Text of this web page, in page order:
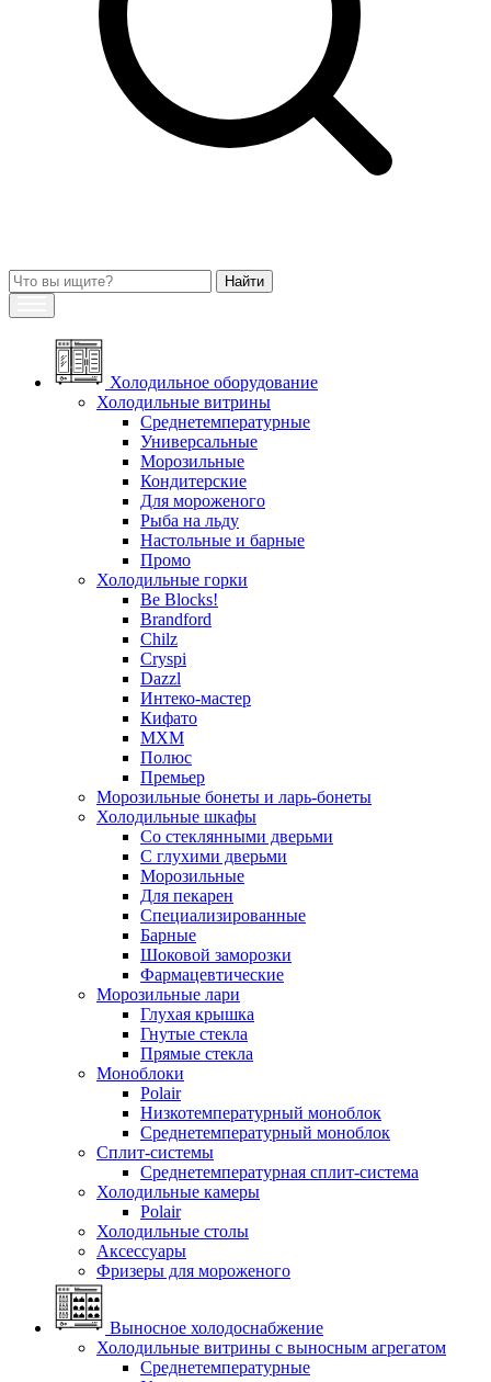
Холодильное оборудование
Холодильные витрины
Среднетемпературные
Универсальные
Морозильные
Кондитерские
Для мороженого
Рыба на льду
Настольные и барные
Промо
Холодильные горки
Be Blocks!
Brandford
Chilz
Cryspi
Dazzl
Интеко-мастер
Кифато
МХМ
Полюс
Премьер
Морозильные бонеты и ларь-бонеты
Холодильные шкафы
Со стеклянными дверьми
С глухими дверьми
Морозильные
Для пекарен
Специализированные
Барные
Шоковой заморозки
Фармацевтические
Морозильные лари
Глухая крышка
Гнутые стекла
Прямые стекла
Моноблоки
Polair
Низкотемпературный моноблок
Среднетемпературный моноблок
Сплит-системы
Среднетемпературная сплит-система
Холодильные камеры
Polair
Холодильные столы
Аксессуары
Фризеры для мороженого
Выносное холодоснабжение
Холодильные витрины с выносным агрегатом
Среднетемпературные